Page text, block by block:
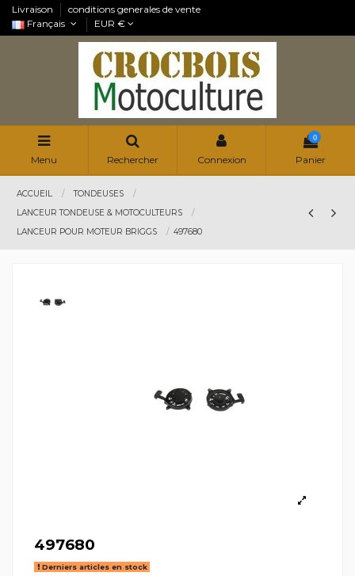
Livraison
conditions generales de vente
Français
EUR €
Menu Rechercher Connexion
0
Panier
ACCUEIL
TONDEUSES
LANCEUR TONDEUSE & MOTOCULTEURS
LANCEUR POUR MOTEUR BRIGGS
497680
497680
Derniers articles en stock